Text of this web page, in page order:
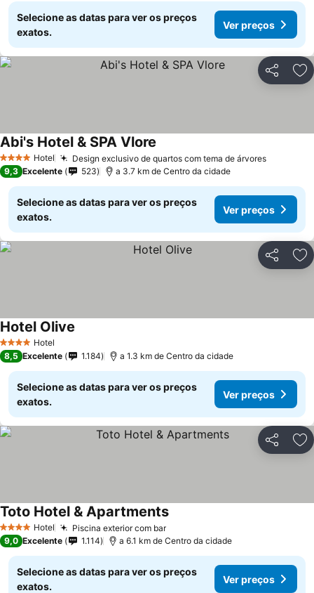
Selecione as datas para ver os preços
exatos.
Ver preços
Partilhar
4 EstrelasHotel Design exclusivo de quartos com tema de árvoresVer
Abi's Hotel & SPA Vlore
9,3 Excelente 523 a 3.7 km de Centro da cidade
Selecione as datas para ver os preços
exatos.
Ver preços
Partilhar
4 EstrelasHotel
Hotel Olive
8,5 Excelente 1.184 a 1.3 km de Centro da cidade
Selecione as datas para ver os preços
exatos.
Ver preços
Partilhar
4 EstrelasHotel Piscina exterior com barVer preços
Toto Hotel & ApartmentsVer preços
9,0 Excelente 1.114 a 6.1 km de Centro da cidade
Selecione as datas para ver os preços
exatos.
Ver preços